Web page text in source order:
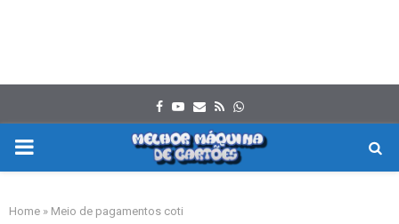
Facebook
Youtube
Email
RssWhatsapp
PRIMARY
Home » Meio de pagamentos coti